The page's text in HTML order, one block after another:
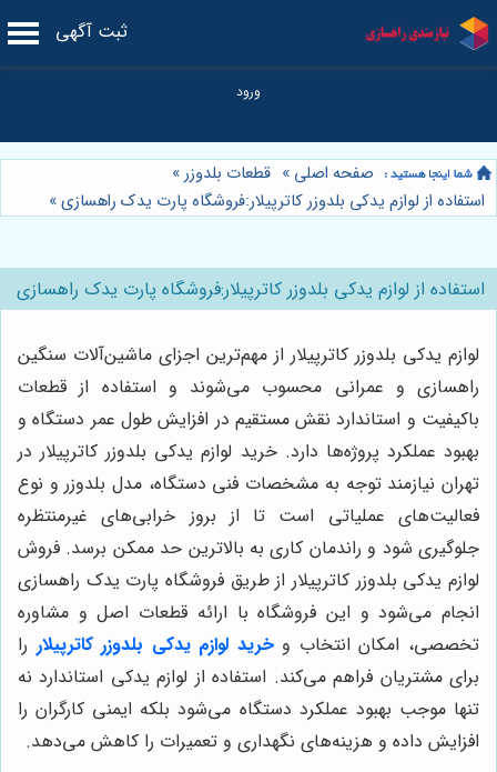
ثبت آگهی
صفحه اصلی » قطعات بلدوزر»
استفاده از لوازم یدکی بلدوزر کاترپیلار:فروشگاه پارت یدک راهسازی»
استفاده از لوازم یدکی بلدوزر کاترپیلار:فروشگاه پارت یدک راهسازی
لوازم یدکی بلدوزر کاترپیلار از مهم‌ترین اجزای ماشین‌آلات سنگین
راهسازی و عمرانی محسوب می‌شوند و استفاده از قطعات
باکیفیت و استاندارد نقش مستقیم در افزایش طول عمر دستگاه و
بهبود عملکرد پروژه‌ها دارد. خرید لوازم یدکی بلدوزر کاترپیلار در
تهران نیازمند توجه به مشخصات فنی دستگاه، مدل بلدوزر و نوع
فعالیت‌های عملیاتی است تا از بروز خرابی‌های غیرمنتظره
جلوگیری شود و راندمان کاری به بالاترین حد ممکن برسد. فروش
لوازم یدکی بلدوزر کاترپیلار از طریق فروشگاه پارت یدک راهسازی
انجام می‌شود و این فروشگاه با ارائه قطعات اصل و مشاوره
تخصصی، امکان انتخاب و خرید لوازم یدکی بلدوزر کاترپیلار را
برای مشتریان فراهم می‌کند. استفاده از لوازم یدکی استاندارد نه
تنها موجب بهبود عملکرد دستگاه می‌شود بلکه ایمنی کارگران را
افزایش داده و هزینه‌های نگهداری و تعمیرات را کاهش می‌دهد.